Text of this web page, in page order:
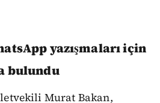
yazışmaları için
bulundu
Murat Bakan,